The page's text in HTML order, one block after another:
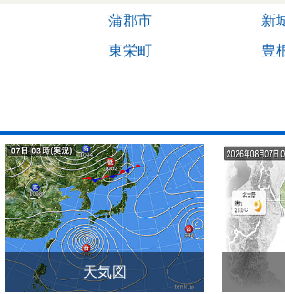
蒲郡市
新
東栄町 豊
天気図